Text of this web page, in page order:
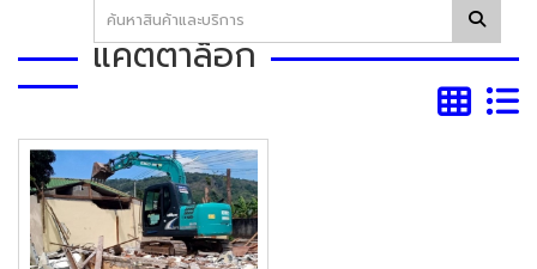
แคตตาล็อก